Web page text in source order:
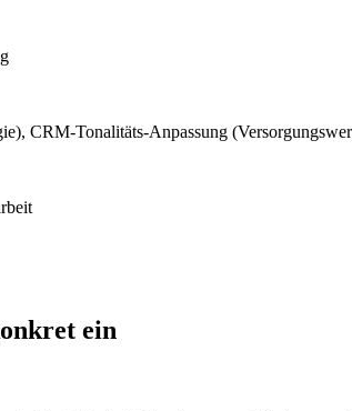
CRM-Tonalitäts-Anpassung
ein